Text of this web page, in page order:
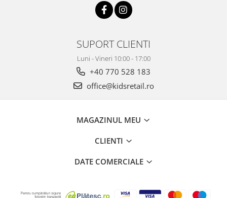
SUPORT CLIENTI
Luni - Vineri 10:00 - 17:00
+40 770 528 183
office@kidsretail.ro
MAGAZINUL MEU
CLIENTI
DATE COMERCIALE